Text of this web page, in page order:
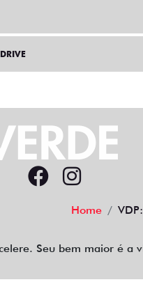
Home
Seu bem maior é a